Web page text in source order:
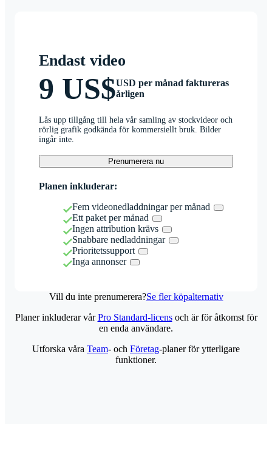
Endast video
9 US$USD per månad faktureras
årligen
Lås upp tillgång till hela vår samling av stockvideor och
rörlig grafik godkända för kommersiellt bruk. Bilder
ingår inte.
Prenumerera nu
Planen inkluderar:
Fem videonedladdningar per månad
Ett paket per månad
Ingen attribution krävs
Snabbare nedladdningar
Prioritetssupport
Inga annonser
Vill du inte prenumerera?Se fler köpalternativ
Planer inkluderar vårPro Standard-licensoch är för åtkomst för
en enda användare.
Utforska våra Team- och Företag-planer för ytterligare
funktioner.